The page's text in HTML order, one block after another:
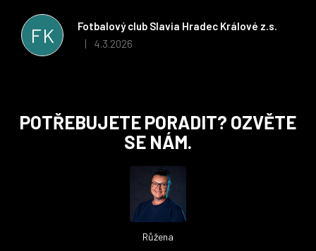
FK
Fotbalový club Slavia Hradec Králové z.s.
Hodnocení obchodu je 5 z 5 hvězdiček.
| 4.3.2026
stran. Věříme, že v tomto duchu bude spolupráce pokračovat
i nadále, nyní už začínáme řešit i první sady dresů ;)
POTŘEBUJETE PORADIT? OZVĚTE
SE NÁM.
Růžena